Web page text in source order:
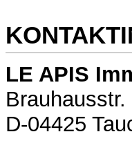
LE APIS
Brauhausstr.
D-04425